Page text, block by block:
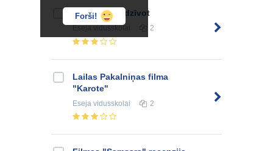
Forši!
Cilvēks grib dzīvot
Esejavidusskolai 2
Lailas Pakalniņas filma
"Karote"
Eseja vidusskolai 2